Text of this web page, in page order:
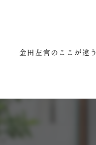
金田左官のここが違う